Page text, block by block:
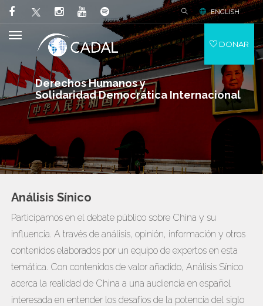
Derechos Humanos y
Solidaridad Democrática Internacional
ENGLISH
DONAR
Análisis Sínico
Participamos en el debate público sobre China y su
influencia. A través de análisis, opinión, información y otros
contenidos elaborados por un equipo de expertos en esta
temática. Con contenidos de valor añadido, Análisis Sínico
acerca la realidad de China a una audiencia en español
interesada en entender los desafíos de la potencia del siglo